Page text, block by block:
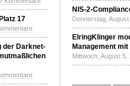
17
der Darknet-
NIS-2-
Donnerstag,
ElringKlinger
Management
Mittwoch, August